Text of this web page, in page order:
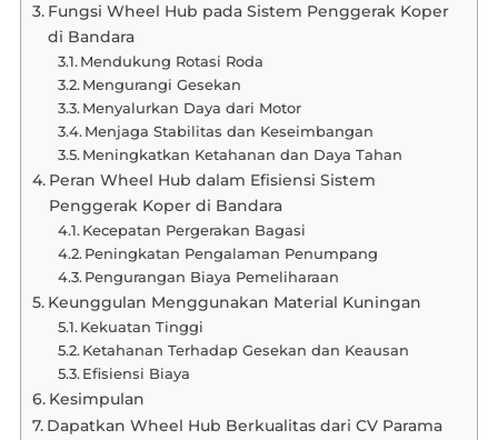
Fungsi Wheel Hub pada Sistem Penggerak Koper
di Bandara
Mendukung Rotasi Roda
Mengurangi Gesekan
Menyalurkan Daya dari Motor
Menjaga Stabilitas dan Keseimbangan
Meningkatkan Ketahanan dan Daya Tahan
Peran Wheel Hub dalam Efisiensi Sistem
Penggerak Koper di Bandara
Kecepatan Pergerakan Bagasi
Peningkatan Pengalaman Penumpang
Pengurangan Biaya Pemeliharaan
Keunggulan Menggunakan Material Kuningan
Kekuatan Tinggi
Ketahanan Terhadap Gesekan dan Keausan
Efisiensi Biaya
Kesimpulan
Dapatkan Wheel Hub Berkualitas dari CV Parama